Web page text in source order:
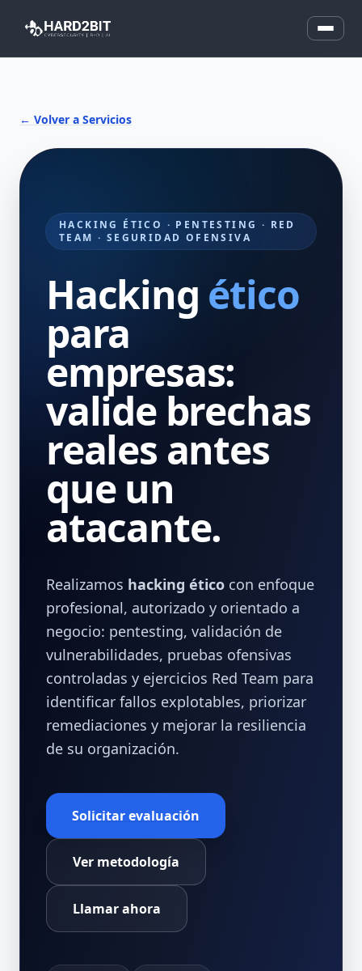
← Volver a Servicios
HACKING ÉTICO · PENTESTING · RED
TEAM · SEGURIDAD OFENSIVA
Hacking ético
para
empresas:
valide brechas
reales antes
que un
atacante.
Realizamos hacking ético con enfoque
profesional, autorizado y orientado a
negocio: pentesting, validación de
vulnerabilidades, pruebas ofensivas
controladas y ejercicios Red Team para
identificar fallos explotables, priorizar
remediaciones y mejorar la resiliencia
de su organización.
Solicitar evaluación
Ver metodología
Llamar ahora